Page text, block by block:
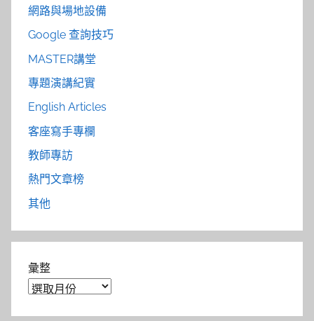
網路與場地設備
Google 查詢技巧
MASTER講堂
專題演講紀實
English Articles
客座寫手專欄
教師專訪
熱門文章榜
其他
彙整